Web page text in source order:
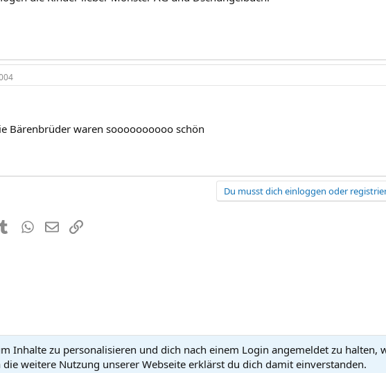
Bärenbrüder waren soooooooooo schön
Du musst dich einloggen oder
TumblrWhatsApp
E-MailLink
Kontakt Nutzungsbedingungen
Inhalte zu personalisieren und dich nach einem Login angemeldet zu halten,
die weitere Nutzung unserer Webseite erklärst du dich damit einverstanden.